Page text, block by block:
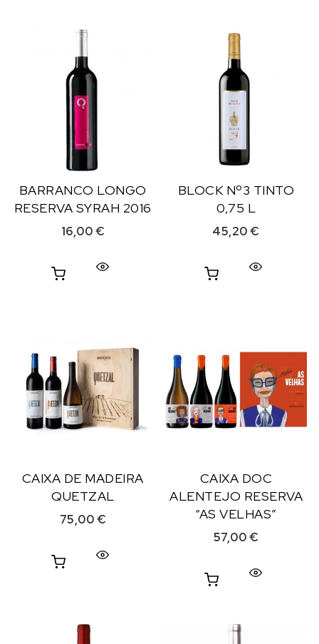
BARRANCO LONGO
RESERVA SYRAH 2016
16,00€
BLOCK Nº3 TINTO
0,75 L
45,20€
CAIXA DE MADEIRA
QUETZAL
75,00€
CAIXA DOC
ALENTEJO RESERVA
“AS VELHAS”
57,00€